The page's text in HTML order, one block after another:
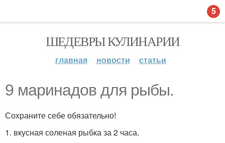
ШЕДЕВРЫ КУЛИНАРИИ
главная новости статьи
9 маринадов для рыбы.
Сохраните себе обязательно!
1. вкусная соленая рыбка за 2 часа.
5